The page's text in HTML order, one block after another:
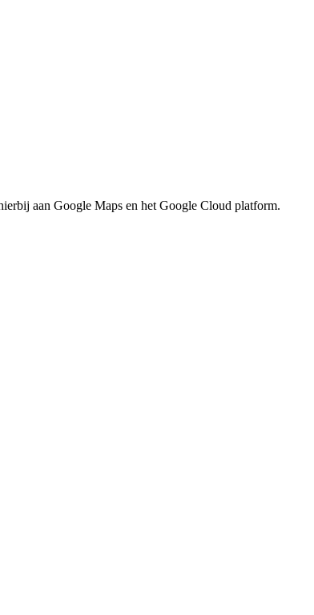
aan Google Maps en het Google Cloud platform.